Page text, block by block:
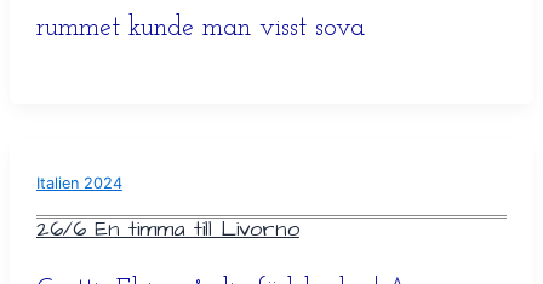
rummet kunde man visst sova
Italien 2024
26/6 En timma till Livorno